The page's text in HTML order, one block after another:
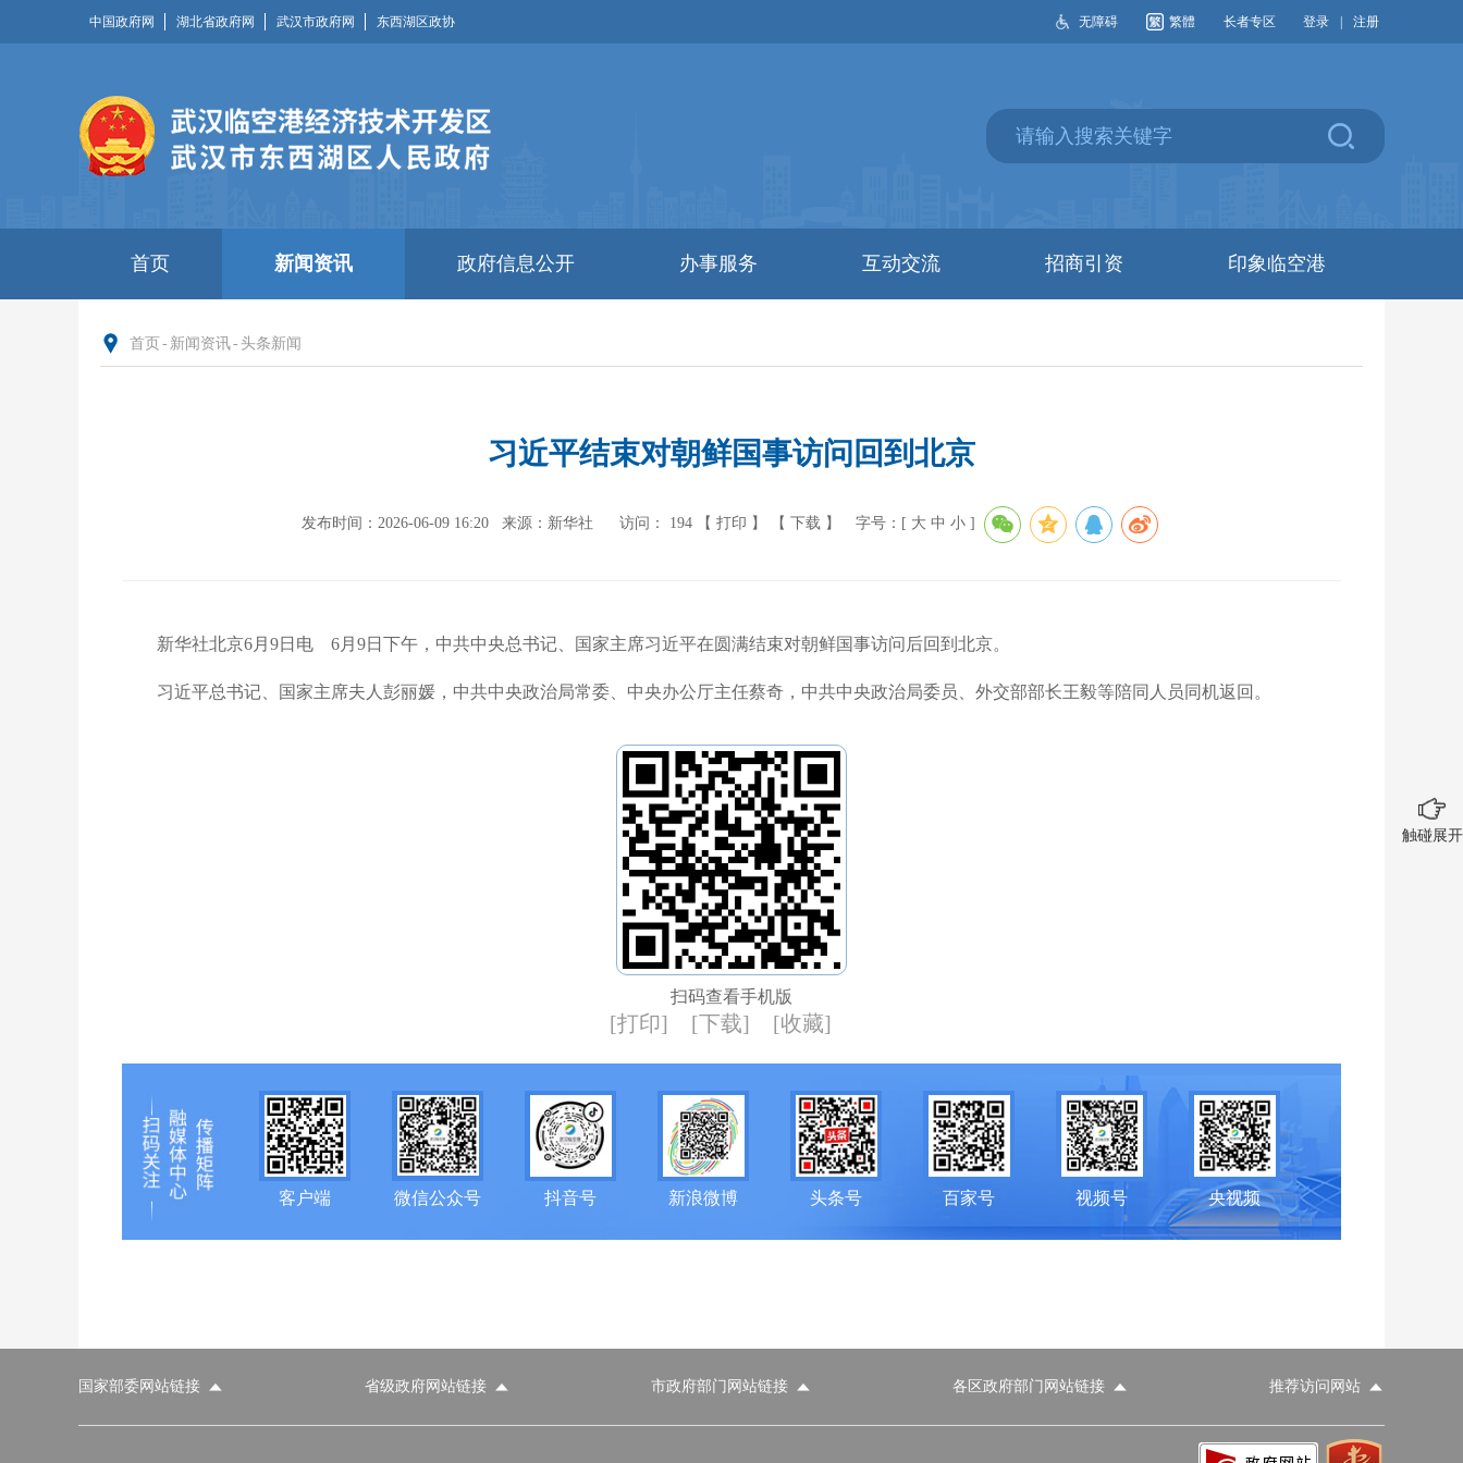
中国政府网 湖北省政府网 武汉市政府网 东西湖区政协 无障碍 繁體 长者专区 登录 注册
首页 新闻资讯 政府信息公开 办事服务 互动交流 招商引资 印象临空港
首页 - 新闻资讯- 头条新闻
习近平结束对朝鲜国事访问回到北京
发布时间：2026-06-09 16:20 来源：新华社 访问： 194 【 打印 】 【 下载 】 字号：[ 大 中 小]
新华社北京6月9日电 6月9日下午，中共中央总书记、国家主席习近平在圆满结束对朝鲜国事访问后回到北京。
习近平总书记、国家主席夫人彭丽媛，中共中央政治局常委、中央办公厅主任蔡奇，中共中央政治局委员、外交部部长王毅等陪同人员同机返回。
扫码查看手机版
[打印] [下载] [收藏]
客户端 微信公众号 抖音号 新浪微博 头条号 百家号 视频号 央视频
国家部委网站链接 省级政府网站链接 市政府部门网站链接 各区政府部门网站链接 推荐访问网站
国家部委网站 省级政府网站 市政府部门网站 各区政府部门网站 推荐访问网站
触碰展开